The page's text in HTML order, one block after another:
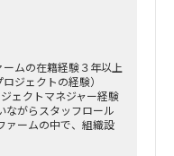
ムの在籍経験３年以上
ジェクトの経験）
ェクトマネジャー経験
ながらスタッフロール
ァームの中で、組織設